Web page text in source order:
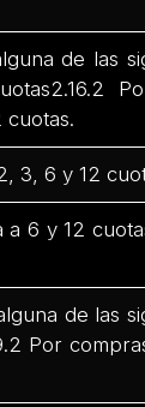
de las
cuotas.
3, 6 y 12
6 y 12
de las
Por